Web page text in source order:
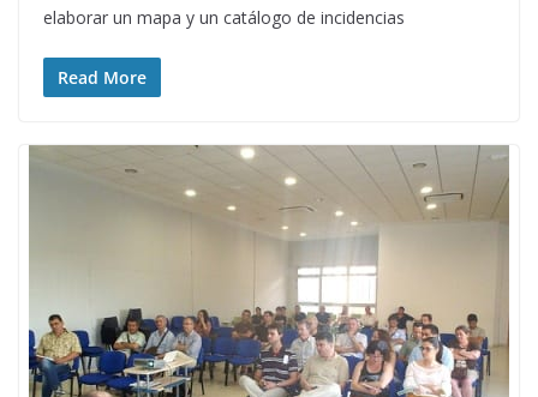
elaborar un mapa y un catálogo de incidencias
Read More